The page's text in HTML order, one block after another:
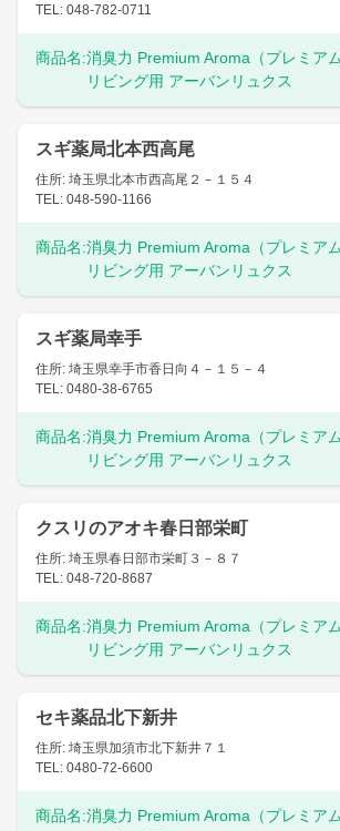
TEL: 048-782-0711
商品名:消臭力 Premium Aroma（プレミア
リビング用 アーバンリュクス
スギ薬局北本西高尾
住所: 埼玉県北本市西高尾２－１５４
TEL: 048-590-1166
商品名:消臭力 Premium Aroma（プレミア
リビング用 アーバンリュクス
スギ薬局幸手
住所: 埼玉県幸手市香日向４－１５－４
TEL: 0480-38-6765
商品名:消臭力 Premium Aroma（プレミア
リビング用 アーバンリュクス
クスリのアオキ春日部栄町
住所: 埼玉県春日部市栄町３－８７
TEL: 048-720-8687
商品名:消臭力 Premium Aroma（プレミア
リビング用 アーバンリュクス
セキ薬品北下新井
住所: 埼玉県加須市北下新井７１
TEL: 0480-72-6600
商品名:消臭力 Premium Aroma（プレミア